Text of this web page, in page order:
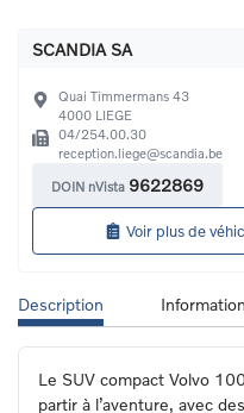
SCANDIA SA
Quai Timmermans 43
4000 LIEGE
04/254.00.30
reception.liege@scandia.be
DOIN nVista 9622869
Voir plus de
Description
Le SUV compact Volvo
partir à l’aventure, avec